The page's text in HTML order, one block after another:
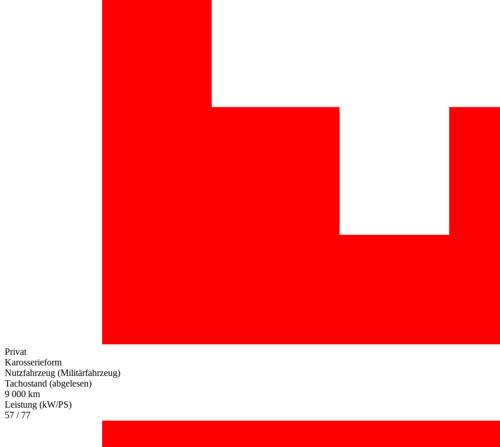
Privat
Karosserieform
Nutzfahrzeug (Militärfahrzeug)
Tachostand (abgelesen)
9 000 km
Leistung (kW/PS)
57 / 77